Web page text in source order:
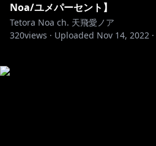
Noa/ユメパーセント】
Tetora Noa ch. 天飛愛ノア
320views · Uploaded Nov 14, 2022 ·